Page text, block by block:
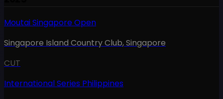
Moutai Singapore Open
Singapore Island Country Club,Singapore
CUT
International Series Philippines